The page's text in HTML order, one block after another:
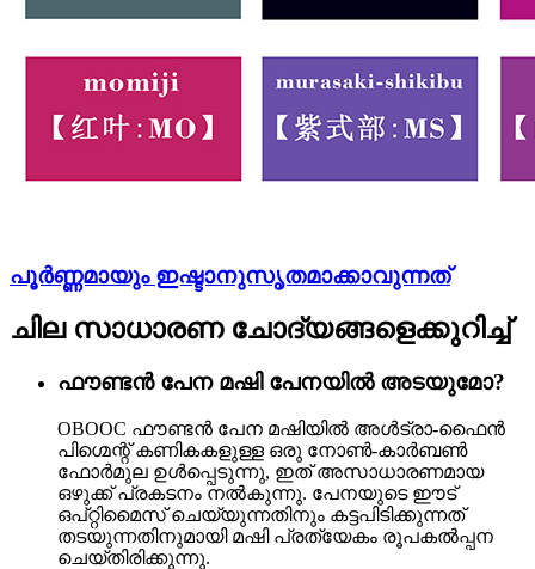
പൂർണ്ണമായും ഇഷ്ടാനുസൃതമാക്കാവുന്നത്
ചില സാധാരണ ചോദ്യങ്ങളെക്കുറിച്ച്
ഫൗണ്ടൻ പേന മഷി പേനയിൽ അടയുമോ?
OBOOC ഫൗണ്ടൻ പേന മഷിയിൽ അൾട്രാ-ഫൈൻ
പിഗ്മെന്റ് കണികകളുള്ള ഒരു നോൺ-കാർബൺ
ഫോർമുല ഉൾപ്പെടുന്നു, ഇത് അസാധാരണമായ
ഒഴുക്ക് പ്രകടനം നൽകുന്നു. പേനയുടെ ഈട്
ഒപ്റ്റിമൈസ് ചെയ്യുന്നതിനും കട്ടപിടിക്കുന്നത്
തടയുന്നതിനുമായി മഷി പ്രത്യേകം രൂപകൽപ്പന
ചെയ്‌തിരിക്കുന്നു.